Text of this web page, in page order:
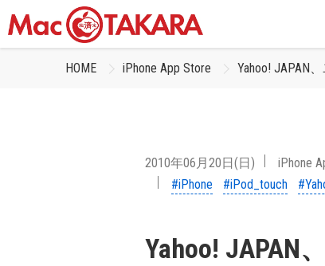
HOME iPhone App Store Yahoo! JAPAN
2010年06月20日(日)
iPhone
#iPhone
#iPod_touch
Yahoo!